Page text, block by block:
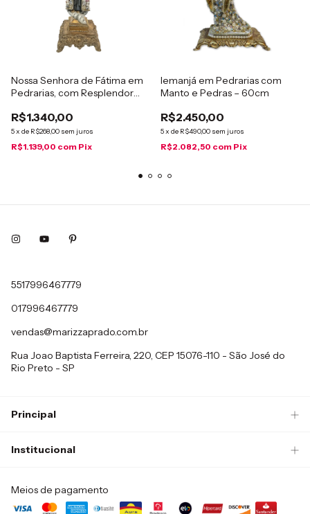
Nossa Senhora de Fátima em
Pedrarias, com Resplendor
R$1.340,00
5x de R$268,00 sem juros
R$1.139,00 com Pix
Iemanjá em Pedrarias com
Manto e Pedras – 60cm
R$2.450,00
5x de R$490,00 sem juros
R$2.082,50 com Pix
5517996467779
017996467779
vendas@marizzaprado.com.br
Rua Joao Baptista Ferreira, 220, CEP 15076-110 - São José do
Rio Preto - SP
Principal
Institucional
Meios de pagamento